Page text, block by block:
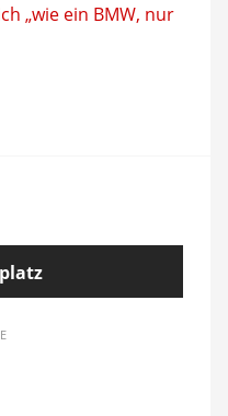
„wie ein BMW, nur